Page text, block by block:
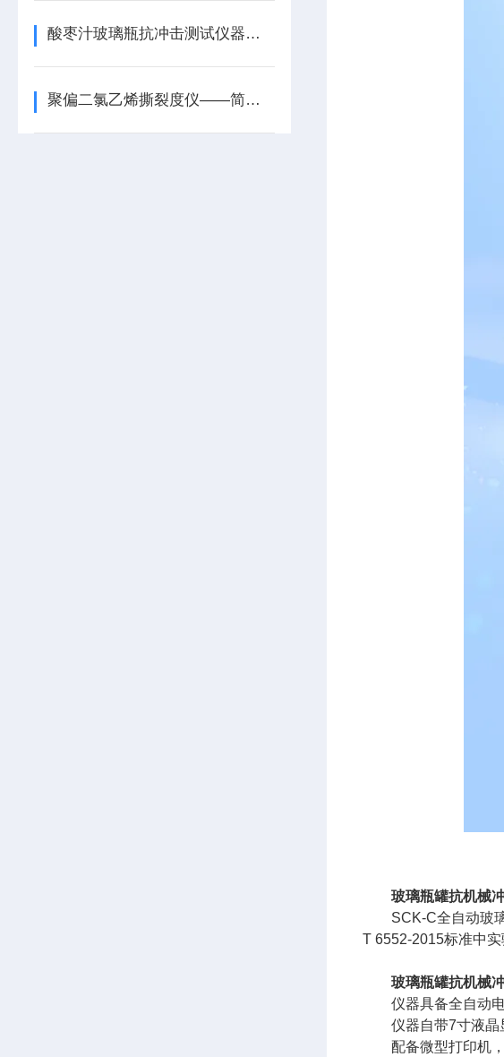
酸枣汁玻璃瓶抗冲击测试仪器的特点与原理
聚偏二氯乙烯撕裂度仪——简介与原理
玻璃瓶罐抗机械
SCK-C全自动玻璃
T 6552-2015标准中
玻璃瓶罐抗机械
仪器具备全自动电
仪器自带7寸液晶
配备微型打印机，